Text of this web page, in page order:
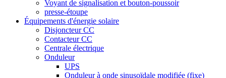
Voyant de signalisation et bouton-poussoir
presse-étoupe
Équipements d'énergie solaire
Disjoncteur CC
Contacteur CC
Centrale électrique
Onduleur
UPS
Onduleur à onde sinusoïdale modifiée (fixe)